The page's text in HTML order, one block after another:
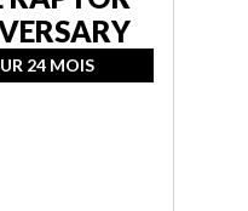
24 MOIS